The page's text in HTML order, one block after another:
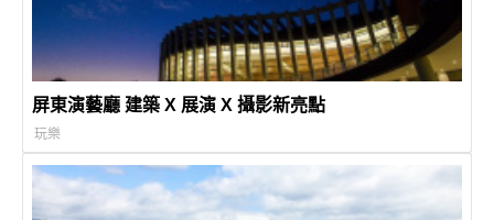
屏東演藝廳 建築 X 展演 X 攝影新亮點
玩樂